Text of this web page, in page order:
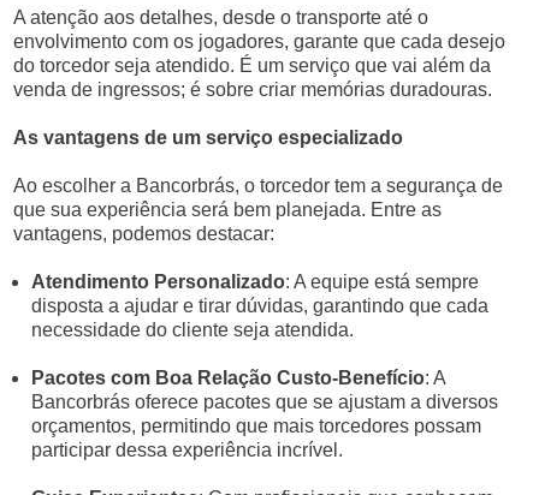
A atenção aos detalhes, desde o transporte até o
envolvimento com os jogadores, garante que cada desejo
do torcedor seja atendido. É um serviço que vai além da
venda de ingressos; é sobre criar memórias duradouras.
As vantagens de um serviço especializado
Ao escolher a Bancorbrás, o torcedor tem a segurança de
que sua experiência será bem planejada. Entre as
vantagens, podemos destacar:
Atendimento Personalizado: A equipe está sempre
disposta a ajudar e tirar dúvidas, garantindo que cada
necessidade do cliente seja atendida.
Pacotes com Boa Relação Custo-Benefício: A
Bancorbrás oferece pacotes que se ajustam a diversos
orçamentos, permitindo que mais torcedores possam
participar dessa experiência incrível.